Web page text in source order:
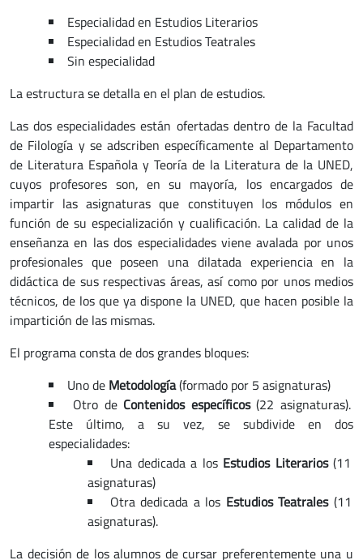
Especialidad en Estudios Literarios
Especialidad en Estudios Teatrales
Sin especialidad
La estructura se detalla en el plan de estudios.
Las dos especialidades están ofertadas dentro de la Facultad
de Filología y se adscriben específicamente al Departamento
de Literatura Española y Teoría de la Literatura de la UNED,
cuyos profesores son, en su mayoría, los encargados de
impartir las asignaturas que constituyen los módulos en
función de su especialización y cualificación. La calidad de la
enseñanza en las dos especialidades viene avalada por unos
profesionales que poseen una dilatada experiencia en la
didáctica de sus respectivas áreas, así como por unos medios
técnicos, de los que ya dispone la UNED, que hacen posible la
impartición de las mismas.
El programa consta de dos grandes bloques:
Uno de Metodología(formado por 5 asignaturas)
Otro de Contenidos específicos(22 asignaturas).
Este último, a su vez, se subdivide en dos
especialidades:
Una dedicada a los Estudios Literarios(11
asignaturas)
Otra dedicada a los Estudios Teatrales(11
asignaturas).
La decisión de los alumnos de cursar preferentemente una u